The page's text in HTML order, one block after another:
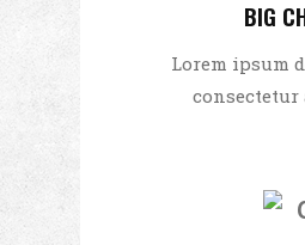
BIG
Lorem ipsum